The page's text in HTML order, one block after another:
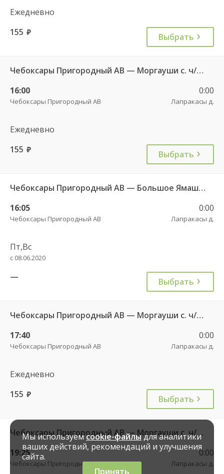
Ежедневно
155 руб. Выбрать
Чебоксары Пригородный АВ — Моргауши с. ч/з Сятракасы п.(Моргаушский р-н) 517
16:00
Чебоксары Пригородный АВ
0:00
Лапракасы д.
Ежедневно
155 руб. Выбрать
Чебоксары Пригородный АВ — Большое Ямашево с. ч/з Аликово с. ДКП 661
16:05
Чебоксары Пригородный АВ
0:00
Лапракасы д.
Пт,Вс
с 08.06.2020
— Выбрать
Чебоксары Пригородный АВ — Моргауши с. ч/з Сятракасы п.(Моргаушский р-н) 517
17:40
Чебоксары Пригородный АВ
0:00
Лапракасы д.
Ежедневно
155 руб. Выбрать
Чебоксары Пригородный АВ — Моргауши с. ч/з Сятракасы п.(Моргаушский р-н) 517
19:25
Чебоксары Пригородный АВ
0:00
Лапракасы д.
Мы используемcookie-файлыдля аналитики
ваших действий, рекомендаций и улучшения
сайта.
Принять